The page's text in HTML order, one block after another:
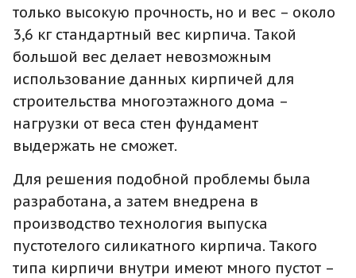
только высокую прочность, но и вес – около
3,6 кг стандартный вес кирпича. Такой
большой вес делает невозможным
использование данных кирпичей для
строительства многоэтажного дома –
нагрузки от веса стен фундамент
выдержать не сможет.
Для решения подобной проблемы была
разработана, а затем внедрена в
производство технология выпуска
пустотелого силикатного кирпича. Такого
типа кирпичи внутри имеют много пустот –